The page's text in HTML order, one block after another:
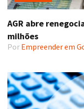
AGR abre
milhões
Por Empreender em